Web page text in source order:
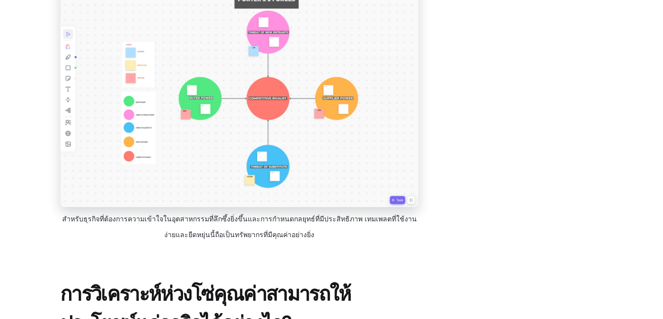
สำหรับธุรกิจที่ต้องการความเข้าใจในอุตสาหกรรมที่ลึกซึ้งยิ่งขึ้นและการกำหนดกลยุทธ์ที่มีประสิทธิภาพ เทมเพลตที่ใช้งาน
ง่ายและยืดหยุ่นนี้ถือเป็นทรัพยากรที่มีคุณค่าอย่างยิ่ง
การวิเคราะห์ห่วงโซ่คุณค่าสามารถให้